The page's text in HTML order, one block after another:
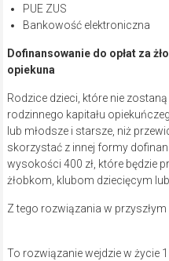
PUE ZUS
Bankowość elektroniczna
Dofinansowanie do opłat za
opiekuna
Rodzice dzieci, które nie
rodzinnego kapitału
lub młodsze i starsze, niż
skorzystać z innej formy
wysokości 400 zł, które będzie
żłobkom, klubom dziecięcym
Z tego rozwiązania w
To rozwiązanie wejdzie w życie